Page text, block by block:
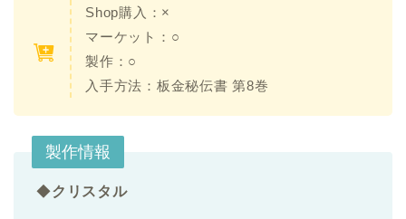
Shop購入：×
マーケット：○
製作：○
入手方法：板金秘伝書 第8巻
製作情報
◆クリスタル